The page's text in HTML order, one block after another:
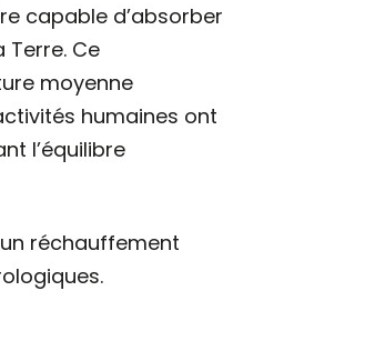
capable d’absorber
Ce
moyenne
humaines ont
l’équilibre
réchauffement